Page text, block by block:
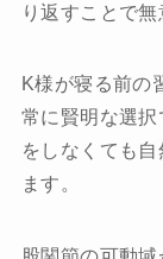
り返すことで
K様が寝る前の
常に賢明な選
をしなくても
ます。